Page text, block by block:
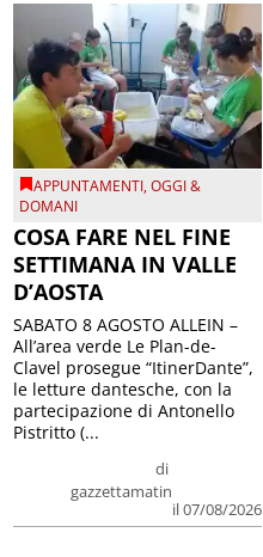
APPUNTAMENTI,OGGI &
DOMANI
COSA FARE NEL FINE
SETTIMANA IN VALLE
D’AOSTA
di
gazzettamatin
il 07/08/2026
SABATO 8 AGOSTO ALLEIN –
All’area verde Le Plan-de-
Clavel prosegue “ItinerDante”,
le letture dantesche, con la
partecipazione di Antonello
Pistritto (...